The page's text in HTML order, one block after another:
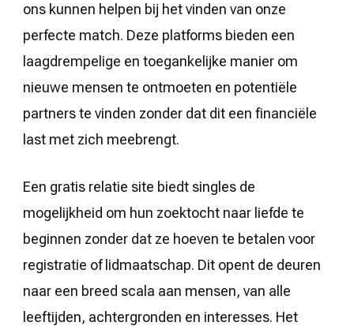
ons kunnen helpen bij het vinden van onze
perfecte match. Deze platforms bieden een
laagdrempelige en toegankelijke manier om
nieuwe mensen te ontmoeten en potentiële
partners te vinden zonder dat dit een financiële
last met zich meebrengt.
Een gratis relatie site biedt singles de
mogelijkheid om hun zoektocht naar liefde te
beginnen zonder dat ze hoeven te betalen voor
registratie of lidmaatschap. Dit opent de deuren
naar een breed scala aan mensen, van alle
leeftijden, achtergronden en interesses. Het